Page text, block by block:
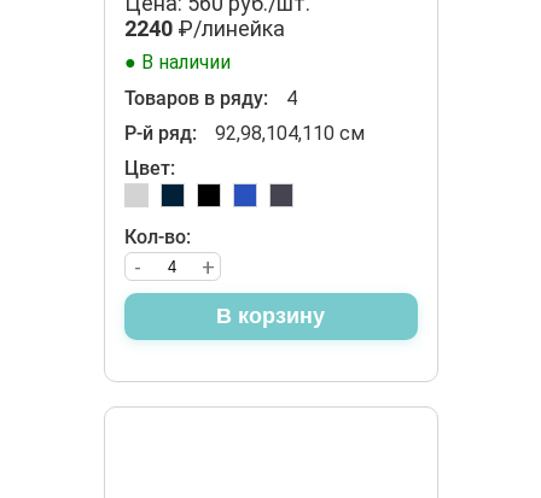
2240₽/линейка
● В наличии
Товаров в ряду:
4
Р-й ряд:
92,98,104,110 см
Цвет:
Кол-во:
+
-
В корзину